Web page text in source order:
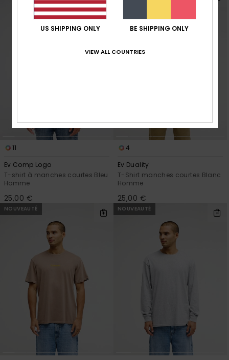
11
Ev Comp Logo
T-shirt à manches courtes Bleu
Homme
25,00 €
4
Ev Duality
T-Shirt manches courtes Blanc
Homme
25,00 €
NOUVEAUTÉ NOUVEAUTÉ
US SHIPPING ONLY BE SHIPPING ONLY
VIEW ALL COUNTRIES